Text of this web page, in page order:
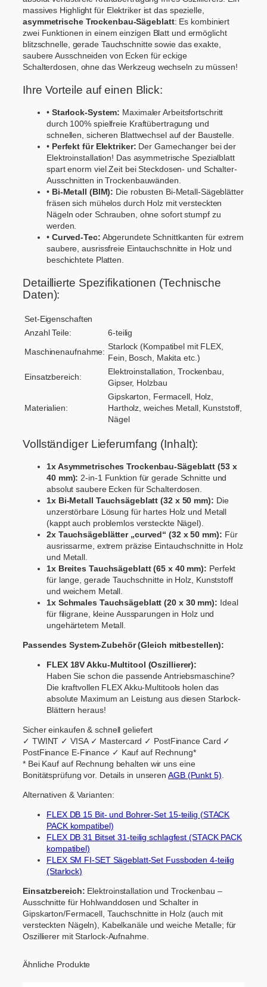
r
l
o
c
k
)
e
massives Highlight für Elektriker ist das spezielle,
asymmetrische Trockenbau-Sägeblatt: Es kombiniert
zwei Funktionen in einem einzigen Blatt und ermöglicht
blitzschnelle, gerade Tauchschnitte sowie das exakte,
saubere Ausschneiden von Ecken für eckige
Schalterdosen, ohne das Werkzeug wechseln zu müssen!
Ihre Vorteile auf einen Blick:
• Starlock-System: Maximaler Arbeitsfortschritt
durch 100% spielfreie Kraftübertragung und
schnellen, sicheren Blattwechsel auf der Baustelle.
• Perfekt für Elektriker: Der Gamechanger bei der
Elektroinstallation! Das asymmetrische Spezialblatt
spart enorm viel Zeit bei Steckdosen- und Schalter-
Ausschnitten in Trockenbauwänden.
• Bi-Metall (BIM): Die robusten Bi-Metall-Sägeblätter
fräsen sich mühelos durch Holz mit versteckten
Nägeln oder Schrauben, ohne sofort stumpf zu
werden.
• Curved-Tec: Abgerundete Schnittkanten für extrem
saubere, ausrissfreie Eintauchschnitte in Holz und
beschichtete Platten.
Detaillierte Spezifikationen (Technische
Daten):
Set-Eigenschaften
Anzahl Teile:
6-teilig
Maschinenaufnahme:
Starlock (Kompatibel mit FLEX,
Fein, Bosch, Makita etc.)
Einsatzbereich:
Elektroinstallation, Trockenbau,
Gipser, Holzbau
Materialien:
Gipskarton, Fermacell, Holz,
Hartholz, weiches Metall, Kunststoff,
Nägel
Vollständiger Lieferumfang (Inhalt):
1x Asymmetrisches Trockenbau-Sägeblatt (53 x
40 mm): 2-in-1 Funktion für gerade Schnitte und
absolut saubere Ecken für Schalterdosen.
1x Bi-Metall Tauchsägeblatt (32 x 50 mm): Die
unzerstörbare Lösung für hartes Holz und Metall
(kappt auch problemlos versteckte Nägel).
2x Tauchsägeblätter „curved“ (32 x 50 mm): Für
ausrissarme, extrem präzise Eintauchschnitte in Holz
und Metall.
1x Breites Tauchsägeblatt (65 x 40 mm): Perfekt
für lange, gerade Tauchschnitte in Holz, Kunststoff
und weichem Metall.
1x Schmales Tauchsägeblatt (20 x 30 mm): Ideal
für filigrane, kleine Aussparungen in Holz und
ungehärtetem Metall.
Passendes System-Zubehör (Gleich mitbestellen):
FLEX 18V Akku-Multitool (Oszillierer):
Haben Sie schon die passende Antriebsmaschine?
Die kraftvollen FLEX Akku-Multitools holen das
absolute Maximum an Leistung aus diesen Starlock-
Blättern heraus!
Sicher einkaufen & schnell geliefert
✓ TWINT ✓ VISA ✓ Mastercard ✓ PostFinance Card ✓
PostFinance E-Finance ✓ Kauf auf Rechnung*
* Bei Kauf auf Rechnung behalten wir uns eine
Bonitätsprüfung vor. Details in unseren AGB (Punkt 5).
Alternativen & Varianten:
FLEX DB 15 Bit- und Bohrer-Set 15-teilig (STACK
PACK kompatibel)
FLEX DB 31 Bitset 31-teilig schlagfest (STACK PACK
kompatibel)
FLEX SM FI-SET Sägeblatt-Set Fussboden 4-teilig
(Starlock)
Einsatzbereich: Elektroinstallation und Trockenbau –
Ausschnitte für Hohlwanddosen und Schalter in
Gipskarton/Fermacell, Tauchschnitte in Holz (auch mit
versteckten Nägeln), Kabelkanäle und weiche Metalle; für
Oszillierer mit Starlock-Aufnahme.
Ähnliche Produkte